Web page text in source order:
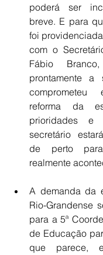
poderá ser
breve. E para
foi
com o
Fábio
prontamente
reforma da
prioridades
secretário
de perto
realmente
A demanda da
Rio-Grandense
para a 5ª
de Educação
que parece,